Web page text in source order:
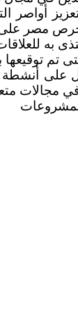
أواصر
مصر
الفني المثمر بين مصر
بين البلدين
مجالات